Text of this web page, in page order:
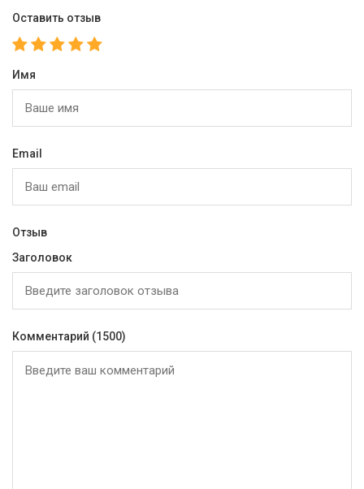
Оставить отзыв
Имя
Email
Отзыв
Заголовок
Комментарий (1500)